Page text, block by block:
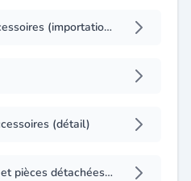
Cuirs : fournitures et accessoires (importation)
(détail)
Cycles, motos, scooters et pièces détachées (détail)